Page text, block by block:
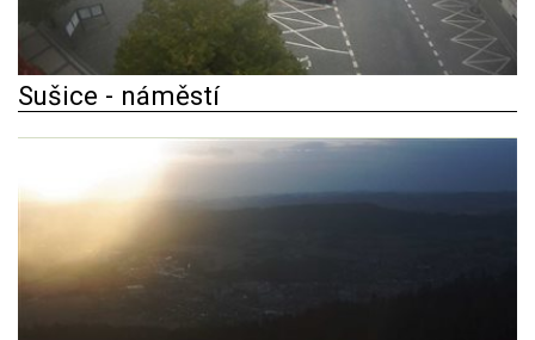
Sušice - náměstí